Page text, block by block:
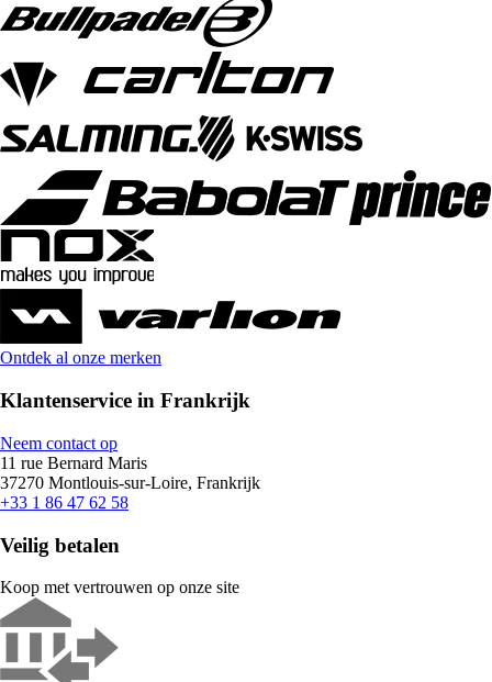
Ontdek al onze merken
Klantenservice in Frankrijk
Neem contact op
11 rue Bernard Maris
37270 Montlouis-sur-Loire, Frankrijk
+33 1 86 47 62 58
Veilig betalen
Koop met vertrouwen op onze site